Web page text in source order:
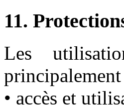
11.
Les
• accès et